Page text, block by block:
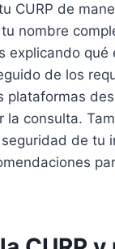
CURP de
nombre
explicando qué
de los
plataformas
la consulta.
de tu